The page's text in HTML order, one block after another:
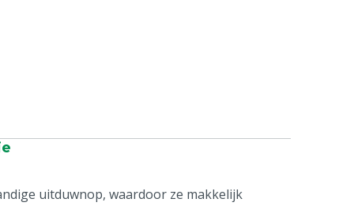
uitduwnop, waardoor ze makkelijk